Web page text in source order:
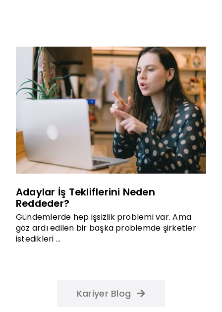
Adaylar İş Tekliflerini Neden
Reddeder?
Gündemlerde hep işsizlik problemi var. Ama
göz ardı edilen bir başka problemde şirketler
istedikleri ...
Kariyer Blog